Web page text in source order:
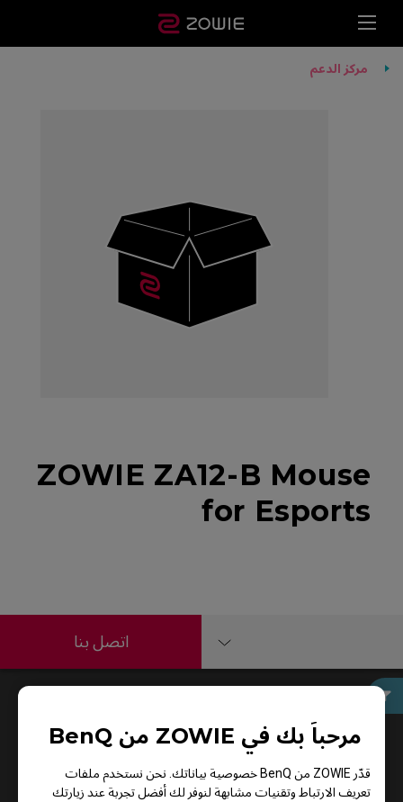
مرحباً بك في ZOWIE من BenQ
قدّر ZOWIE من BenQ خصوصية بياناتك. نحن نستخدم ملفات
تعريف الارتباط وتقنيات مشابهة لنوفر لك أفضل تجربة عند زيارتك
مركز الدعم
ZOWIE ZA12-B Mouse
for Esports
اتصل بنا
دليل المستخدم